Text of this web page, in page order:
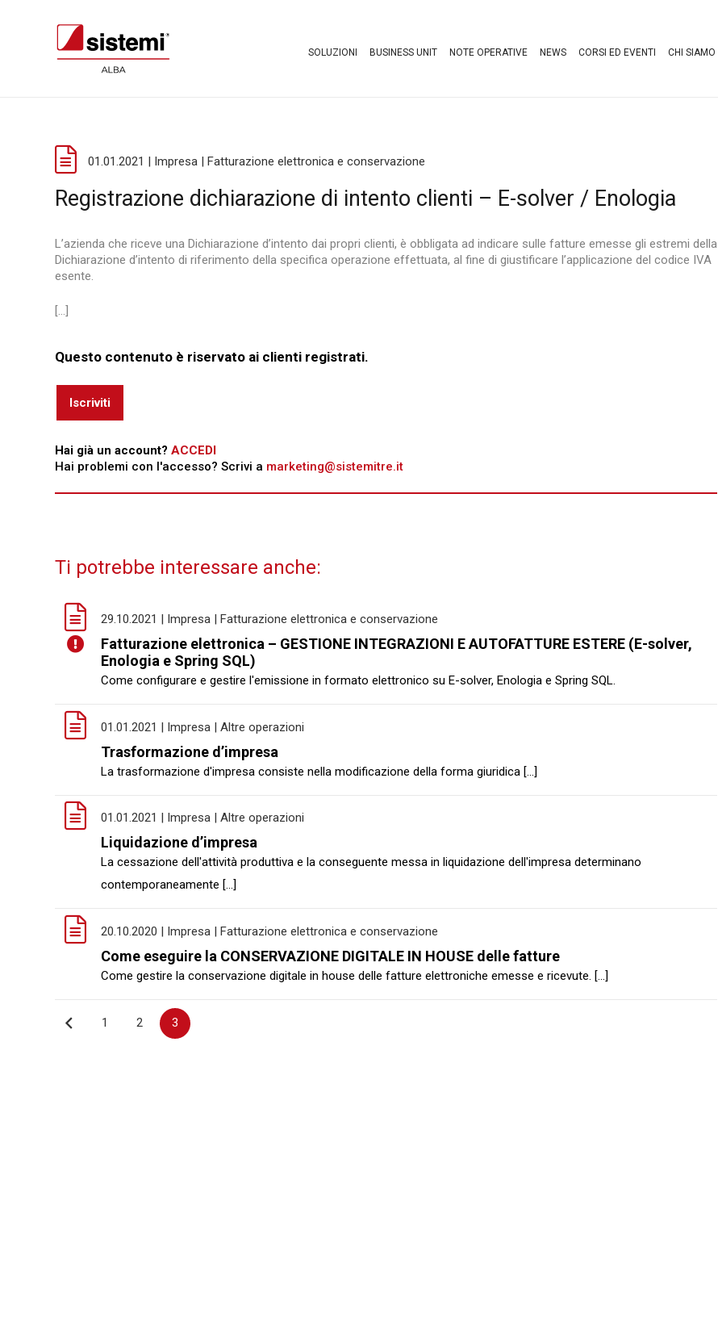
SOLUZIONI BUSINESS UNIT NOTE OPERATIVE NEWS CORSI ED EVENTI CHI SIAMO
01.01.2021 | Impresa | Fatturazione elettronica e conservazione
Registrazione dichiarazione di intento clienti – E-solver / Enologia
L’azienda che riceve una Dichiarazione d’intento dai propri clienti, è obbligata ad indicare sulle fatture emesse gli estremi della
Dichiarazione d’intento di riferimento della specifica operazione effettuata, al fine di giustificare l’applicazione del codice IVA
esente.
[...]
Questo contenuto è riservato ai clienti registrati.
Iscriviti
Hai già un account? ACCEDI
Hai problemi con l'accesso? Scrivi a marketing@sistemitre.it
Ti potrebbe interessare anche:
29.10.2021 | Impresa | Fatturazione elettronica e conservazione
Fatturazione elettronica – GESTIONE INTEGRAZIONI E AUTOFATTURE ESTERE (E-solver,
Enologia e Spring SQL)
Come configurare e gestire l'emissione in formato elettronico su E-solver, Enologia e Spring SQL.
01.01.2021 | Impresa | Altre operazioni
Trasformazione d’impresa
La trasformazione d'impresa consiste nella modificazione della forma giuridica [...]
01.01.2021 | Impresa | Altre operazioni
Liquidazione d’impresa
La cessazione dell'attività produttiva e la conseguente messa in liquidazione dell'impresa determinano
contemporaneamente [...]
20.10.2020 | Impresa | Fatturazione elettronica e conservazione
Come eseguire la CONSERVAZIONE DIGITALE IN HOUSE delle fatture
Come gestire la conservazione digitale in house delle fatture elettroniche emesse e ricevute. [...]
Navigazione
1 2 3